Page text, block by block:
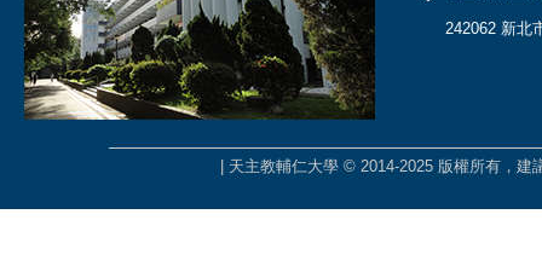
242062 新北
| 天主教輔仁大學 © 2014-2025 版權所有，